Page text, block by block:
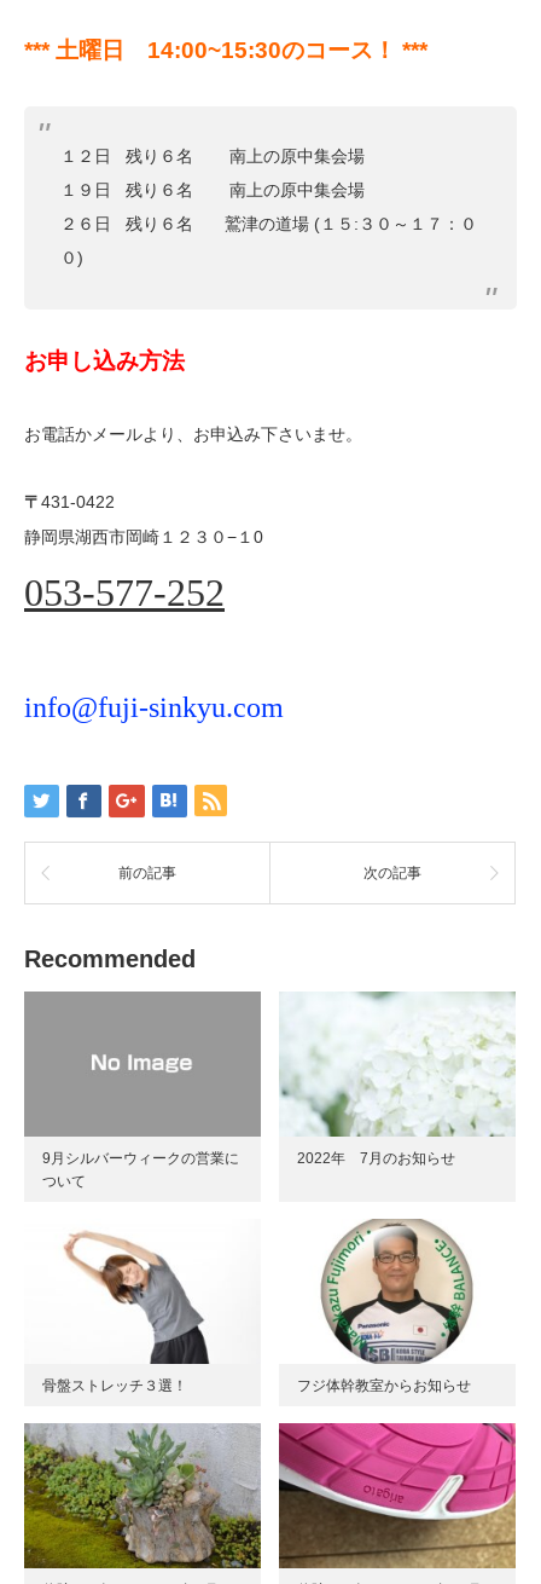
*** 土曜日 14:00~15:30のコース！ ***
１２日 残り６名 南上の原中集会場
１９日 残り６名 南上の原中集会場
２６日 残り６名 鷲津の道場 (１５:３０～１７：０
０)
お申し込み方法
お電話かメールより、お申込み下さいませ。
〒 431-0422
静岡県湖西市岡崎１２３０−１0
053-577-252
info@fuji-sinkyu.com
前の記事 次の記事
Recommended
9月シルバーウィークの営業に
ついて
2022年 7月のお知らせ
骨盤ストレッチ３選！ フジ体幹教室からお知らせ